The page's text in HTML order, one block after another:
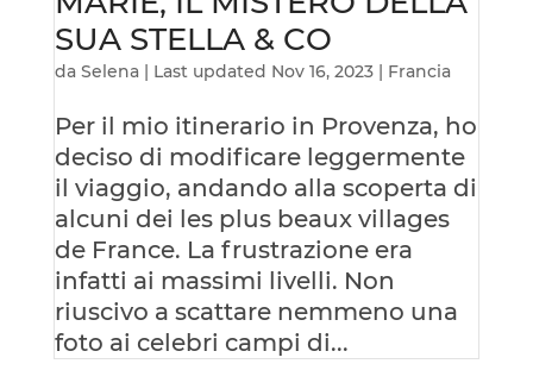
SUA STELLA & CO
da Selena| Last updated Nov 16, 2023| Francia
Per il mio itinerario in Provenza, ho
deciso di modificare leggermente
il viaggio, andando alla scoperta di
alcuni dei les plus beaux villages
de France. La frustrazione era
infatti ai massimi livelli. Non
riuscivo a scattare nemmeno una
foto ai celebri campi di...